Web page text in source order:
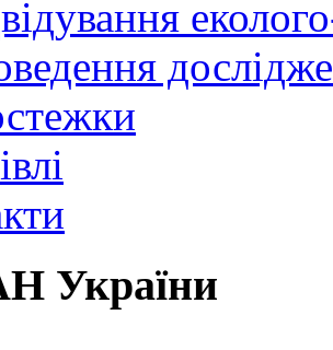
України